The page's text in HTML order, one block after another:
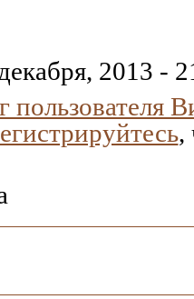
2013 -
пользователя
,